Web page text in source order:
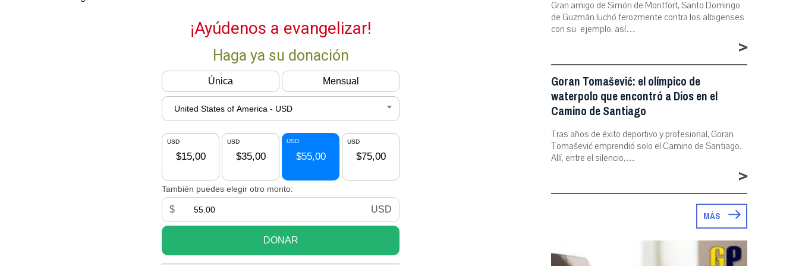
Gran amigo de Simón de Montfort, Santo Domingo
de Guzmán luchó ferozmente contra los albigenses
con su ejemplo, así…
>
Goran Tomašević: el olímpico de
waterpolo que encontró a Dios en el
Camino de Santiago
Tras años de éxito deportivo y profesional, Goran
Tomašević emprendió solo el Camino de Santiago.
Allí, entre el silencio,…
>
MÁS